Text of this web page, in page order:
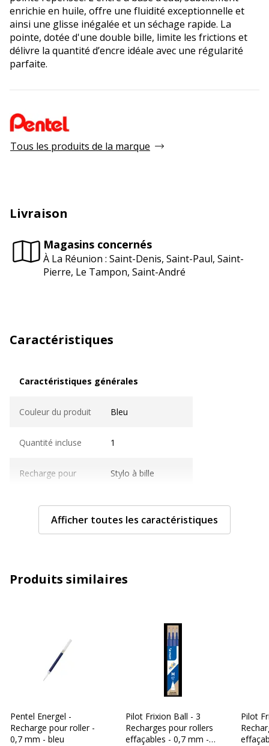
enrichie en huile, offre une fluidité exceptionnelle et
ainsi une glisse inégalée et un séchage rapide. La
pointe, dotée d'une double bille, limite les frictions et
délivre la quantité d’encre idéale avec une régularité
parfaite.
Tous les produits de la marque
Livraison
Magasins concernés
À La Réunion : Saint-Denis, Saint-Paul, Saint-
Pierre, Le Tampon, Saint-André
Caractéristiques
Caractéristiques générales
Couleur du produit Bleu
Quantité incluse 1
Recharge pour Stylo à bille
Sous-catégorie Encre et recharges
Modèle YR8
Bleu
Largeur maximum de la ligne (mm) 0.8 mm
Encre à l'eau
Données d'identification
Données d'identification
Afficher toutes les caractéristiques
Produits similaires
Pentel Energel -
Recharge pour roller -
0,7 mm - bleu
Pilot Frixion Ball - 3
Recharges pour rollers
effaçables - 0,7 mm -
Pilot